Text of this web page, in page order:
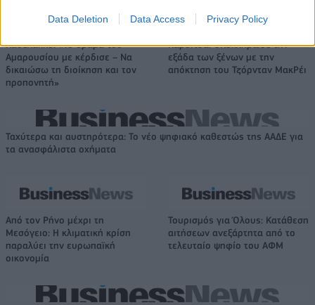
Data Deletion Data Access Privacy Policy
Κασελάκης: «Το όραμα του
Αμαρουσίου με κέρδισε – Να
δικαιώσω τη διοίκηση και τον
προπονητή»
Καρδίτσα: Ολοκλήρωσε την
εξάδα των ξένων με την
απόκτηση του Τζόρνταν ΜακΡέι
Ταχύτερα και αυστηρότερα: Το νέο ψηφιακό καθεστώς της ΑΑΔΕ για
τα ανασφάλιστα οχήματα
Από τον Ρήνο μέχρι τη
Μεσόγειο: Η κλιματική κρίση
παραλύει την ευρωπαϊκή
οικονομία
Τουρισμός για Όλους: Kατάθεση
αιτήσεων ανεξάρτητα από το
τελευταίο ψηφίο του ΑΦΜ